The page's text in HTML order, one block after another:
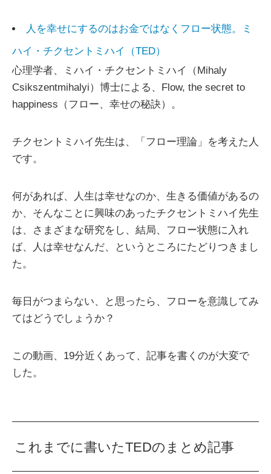
人を幸せにするのはお金ではなくフロー状態。ミ
ハイ・チクセントミハイ（TED）
心理学者、ミハイ・チクセントミハイ（Mihaly
Csikszentmihalyi）博士による、Flow, the secret to
happiness（フロー、幸せの秘訣）。
チクセントミハイ先生は、「フロー理論」を考えた人
です。
何があれば、人生は幸せなのか、生きる価値があるの
か、そんなことに興味のあったチクセントミハイ先生
は、さまざまな研究をし、結局、フロー状態に入れ
ば、人は幸せなんだ、というところにたどりつきまし
た。
毎日がつまらない、と思ったら、フローを意識してみ
てはどうでしょうか？
この動画、19分近くあって、記事を書くのが大変で
した。
これまでに書いたTEDのまとめ記事